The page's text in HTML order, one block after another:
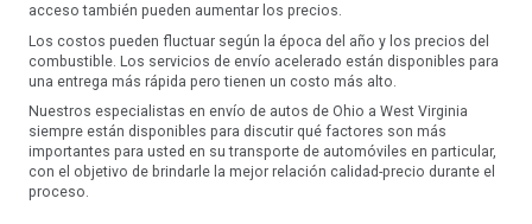
acceso también pueden aumentar los precios.
Los costos pueden fluctuar según la época del año y los precios del
combustible. Los servicios de envío acelerado están disponibles para
una entrega más rápida pero tienen un costo más alto.
Nuestros especialistas en envío de autos de Ohio a West Virginia
siempre están disponibles para discutir qué factores son más
importantes para usted en su transporte de automóviles en particular,
con el objetivo de brindarle la mejor relación calidad-precio durante el
proceso.